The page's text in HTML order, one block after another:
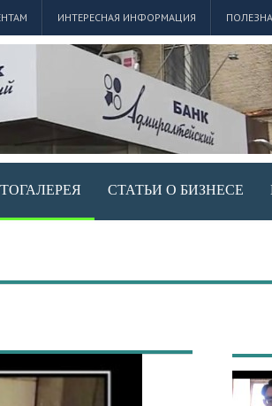
ИНТЕРЕСНАЯ ИНФОРМАЦИЯ
СТАТЬИ О БИЗНЕСЕ